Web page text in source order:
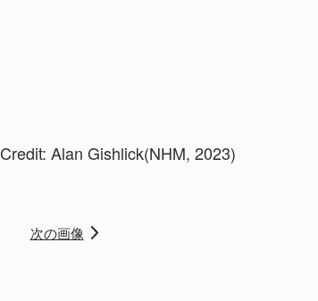
Credit: Alan Gishlick(NHM, 2023)
次の画像